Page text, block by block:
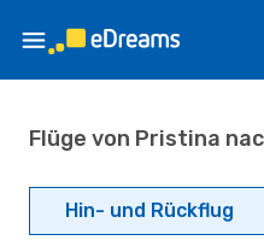
Flüge von Pristina
Hin- und Rückflug